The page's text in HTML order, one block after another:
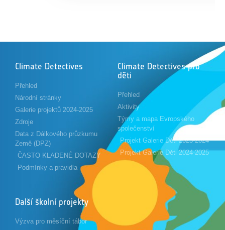
Climate Detectives
Přehled
Národní stránky
Galerie projektů 2024-2025
Zdroje
Data z Dálkového průzkumu
Země (DPZ)
ČASTO KLADENÉ DOTAZY
Podmínky a pravidla
Climate Detectives pro
děti
Přehled
Aktivity
Týmy a mapa Evropského
společenství
Projekt Galerie Děti 2023-2024
Projekt Galerie Děti 2024-2025
Další školní projekty
Výzva pro měsíční tábor